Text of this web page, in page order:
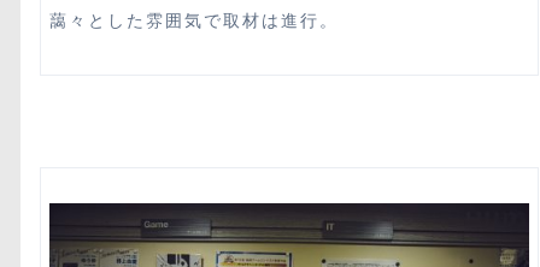
藹々とした雰囲気で取材は進行。